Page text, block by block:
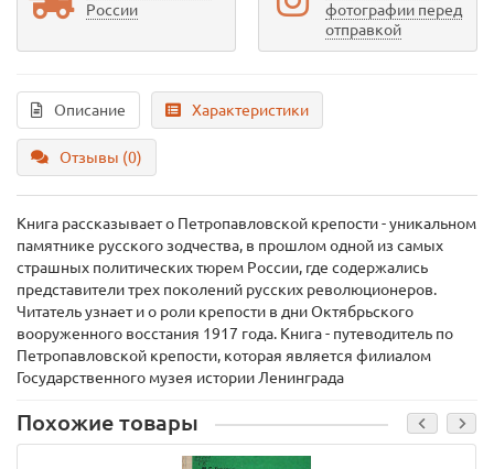
России
фотографии перед
отправкой
Описание Характеристики
Отзывы (0)
Книга рассказывает о Петропавловской крепости - уникальном
памятнике русского зодчества, в прошлом одной из самых
страшных политических тюрем России, где содержались
представители трех поколений русских революционеров.
Читатель узнает и о роли крепости в дни Октябрьского
вооруженного восстания 1917 года. Книга - путеводитель по
Петропавловской крепости, которая является филиалом
Государственного музея истории Ленинграда
Похожие товары